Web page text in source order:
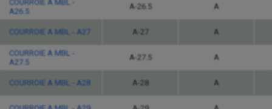
COURROIE A MBL -
A26.5
A-26.5 A
COURROIE A MBL - A27 A-27 A
COURROIE A MBL -
A27.5
A-27.5 A
COURROIE A MBL - A28 A-28 A